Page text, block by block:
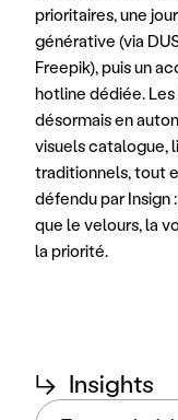
prioritaires, une
générative (via
Freepik), puis un
hotline dédiée.
désormais en
visuels catalogue,
traditionnels, tout
défendu par Insign
que le velours, la
la priorité.
↳ Insights